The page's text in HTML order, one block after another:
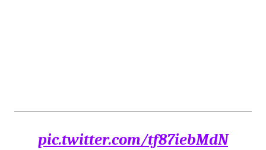
pic.twitter.com/tf87iebMdN